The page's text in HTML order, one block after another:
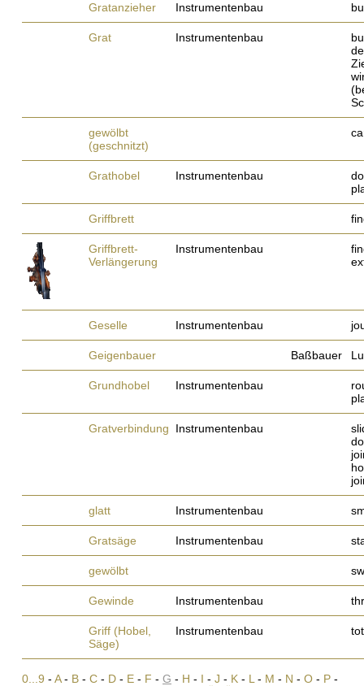
Gratanzieher Instrumentenbau
Grat Instrumentenbau
gewölbt
(geschnitzt)
Grathobel Instrumentenbau
Griffbrett
Griffbrett-
Verlängerung
Instrumentenbau
Geselle Instrumentenbau
Geigenbauer Baßbauer
Grundhobel Instrumentenbau
Gratverbindung Instrumentenbau
glatt Instrumentenbau
Gratsäge Instrumentenbau
gewölbt
Gewinde Instrumentenbau
Griff (Hobel,
Säge)
Instrumentenbau
0...9 - A- B - C - D - E - F - G - H - I - J - K - L - M - N - O - P -